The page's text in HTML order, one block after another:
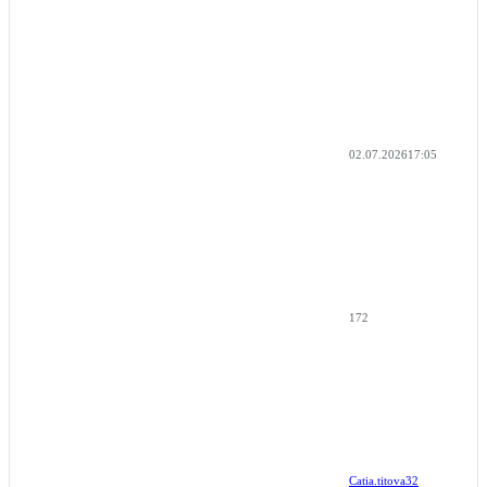
02.07.202617:05
172
Catia.titova32